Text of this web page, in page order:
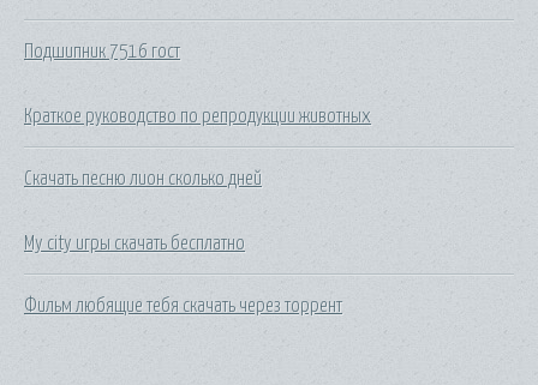
Подшипник 7516 гост
Краткое руководство по репродукции животных
Скачать песню лион сколько дней
My city игры скачать бесплатно
Фильм любящие тебя скачать через торрент